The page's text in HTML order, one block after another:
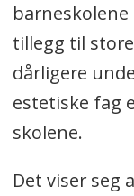
barneskolene
tillegg til
dårligere
estetiske fag
skolene.
Det viser seg